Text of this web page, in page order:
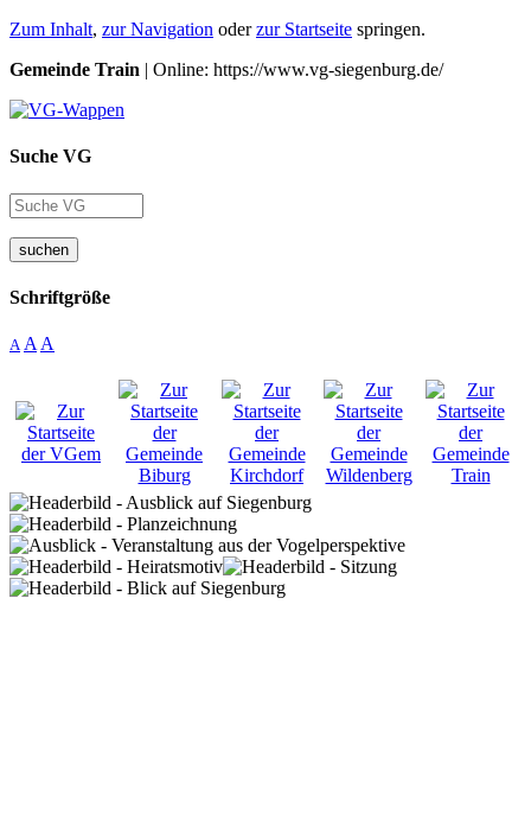
Zum Inhalt, zur Navigation oderzur Startseite springen.
Gemeinde Train | Online: https://www.vg-siegenburg.de/
Suche VG
suchen
Schriftgröße
A A A